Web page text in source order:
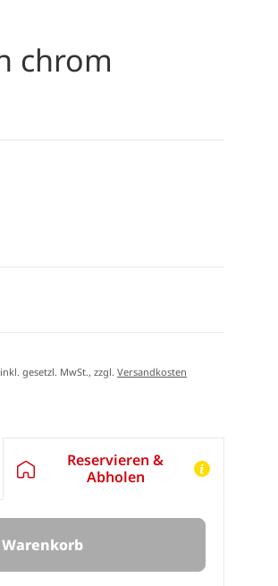
chrom
inkl. gesetzl. MwSt., zzgl.Versandkosten
Reservieren &
Abholen